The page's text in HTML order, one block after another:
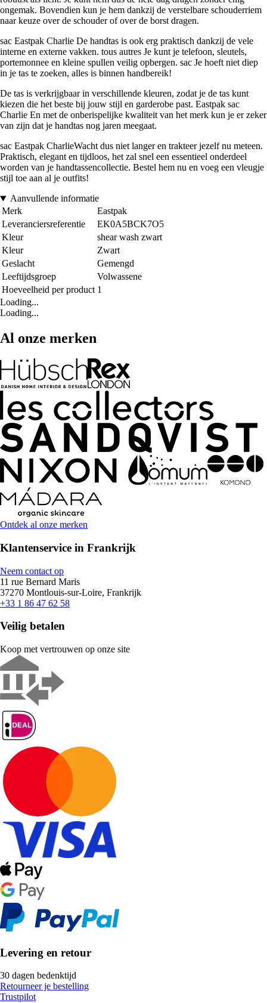
ongemak. Bovendien kun je hem dankzij de verstelbare schouderriem
naar keuze over de schouder of over de borst dragen.
sac Eastpak Charlie De handtas is ook erg praktisch dankzij de vele
interne en externe vakken. tous autres Je kunt je telefoon, sleutels,
portemonnee en kleine spullen veilig opbergen. sac Je hoeft niet diep
in je tas te zoeken, alles is binnen handbereik!
De tas is verkrijgbaar in verschillende kleuren, zodat je de tas kunt
kiezen die het beste bij jouw stijl en garderobe past. Eastpak sac
Charlie En met de onberispelijke kwaliteit van het merk kun je er zeker
van zijn dat je handtas nog jaren meegaat.
sac Eastpak CharlieWacht dus niet langer en trakteer jezelf nu meteen.
Praktisch, elegant en tijdloos, het zal snel een essentieel onderdeel
worden van je handtassencollectie. Bestel hem nu en voeg een vleugje
stijl toe aan al je outfits!
Aanvullende informatie
Merk
Eastpak
Leveranciersreferentie
EK0A5BCK7O5
Kleur
shear wash zwart
Kleur
Zwart
Geslacht
Gemengd
Leeftijdsgroep
Volwassene
Hoeveelheid per product 1
Loading...
Loading...
Al onze merken
Ontdek al onze merken
Klantenservice in Frankrijk
Neem contact op
11 rue Bernard Maris
37270 Montlouis-sur-Loire, Frankrijk
+33 1 86 47 62 58
Veilig betalen
Koop met vertrouwen op onze site
Levering en retour
30 dagen bedenktijd
Retourneer je bestelling
Trustpilot